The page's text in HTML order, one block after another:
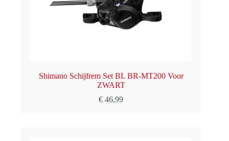
Shimano Schijfrem Set BL BR-MT200 Voor
ZWART
€ 46,99